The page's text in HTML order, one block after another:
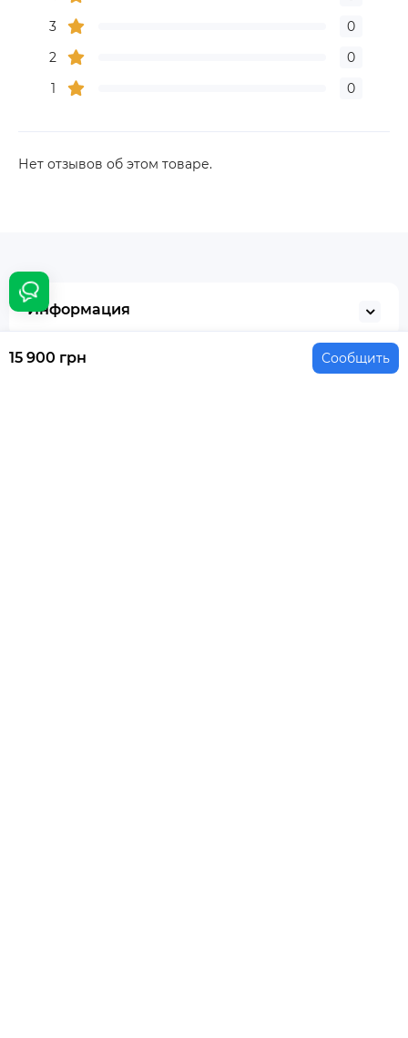
3
0
2
0
1
0
Нет отзывов об этом товаре.
15 900 грн Сообщить
Информация